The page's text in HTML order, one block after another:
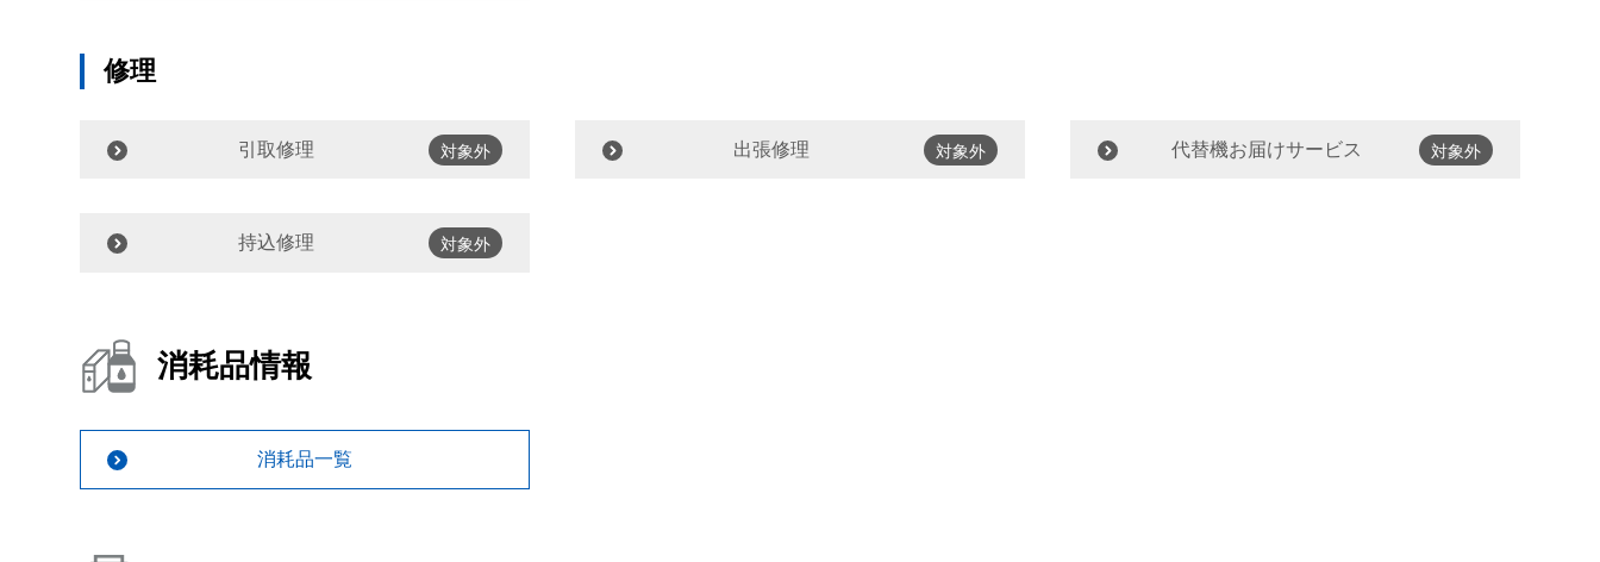
修理
引取修理 対象外 出張修理 対象外 代替機お届けサービス 対象外
持込修理 対象外
消耗品情報
消耗品一覧